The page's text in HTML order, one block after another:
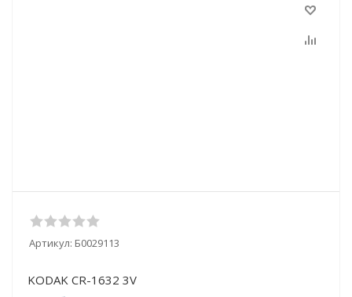
Артикул: Б0029113
KODAK CR-1632 3V